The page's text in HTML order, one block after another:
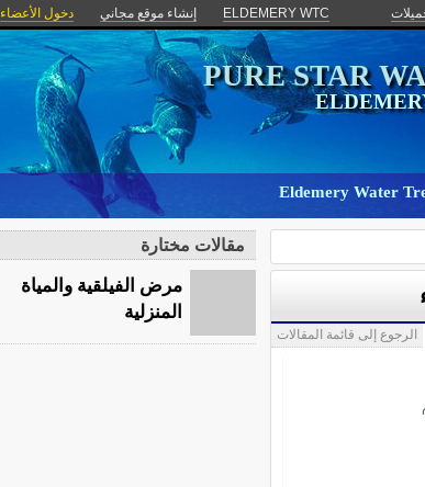
ELDEMERY WTC إنشاء موقع مجاني دخول الأعضاء
PURE STAR
Eldemery Water
الرجوع إلى قائمة المقالات
مقالات مختارة
مرض الفيلقية والمياة
المنزلية